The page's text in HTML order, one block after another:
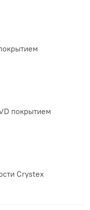
покрытием
Crystex